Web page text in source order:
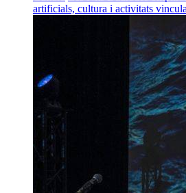
artificials, cultura i activitats